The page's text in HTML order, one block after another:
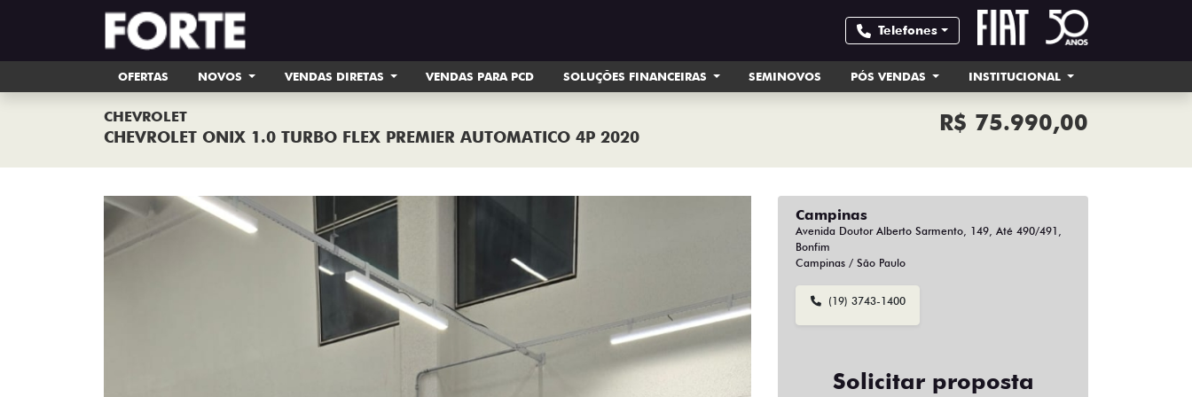
Telefones
OFERTAS NOVOS VENDAS DIRETAS VENDAS PARA PCD SOLUÇÕES FINANCEIRAS SEMINOVOS PÓS VENDAS INSTITUCIONAL
CHEVROLET
CHEVROLET ONIX 1.0 TURBO FLEX PREMIER AUTOMATICO 4P 2020
R$ 75.990,00
Campinas
Avenida Doutor Alberto Sarmento, 149, Até 490/491,
Bonfim
Campinas / São Paulo
(19) 3743-1400
Solicitar proposta